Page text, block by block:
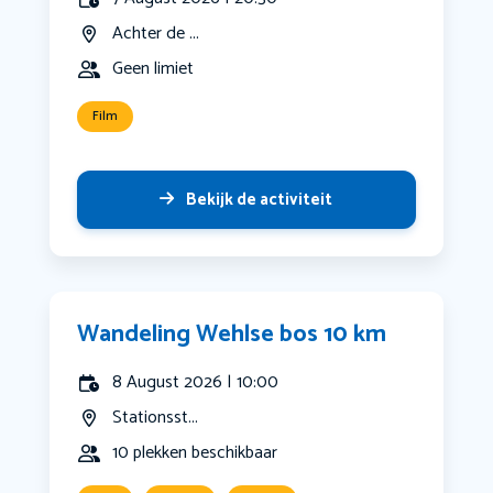
Achter de ...
Geen limiet
Film
Bekijk de activiteit
Wandeling Wehlse bos 10 km
8 August 2026 | 10:00
Stationsst...
10 plekken beschikbaar